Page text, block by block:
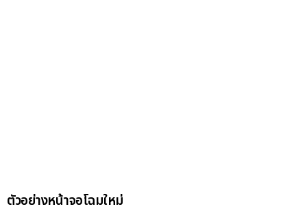
ตัวอย่างหน้าจอโฉมใหม่